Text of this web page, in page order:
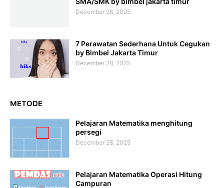
December 28, 2025
7 Perawatan Sederhana Untuk Cegukan
by Bimbel Jakarta Timur
December 28, 2025
METODE
Pelajaran Matematika menghitung
persegi
December 28, 2025
Pelajaran Matematika Operasi Hitung
Campuran